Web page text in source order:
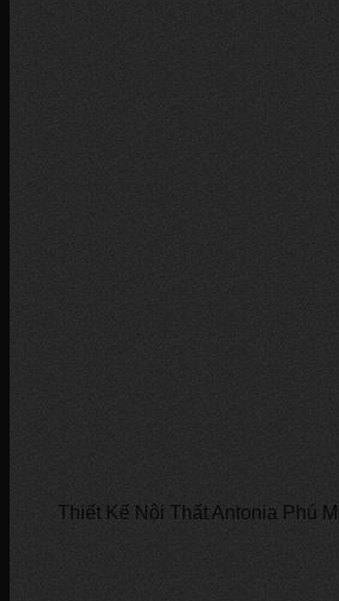
Thiết Kế Nội Thất Antonia Phú